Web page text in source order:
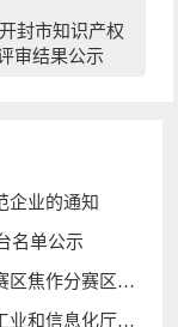
封市知识产权
审结果公示
企业的通知
名单公示
关于举办第十一届中国创新创业大赛河南赛区焦作分赛区大赛的通知
信阳市工业和信息化局关于转发《河南省工业和信息化厅办公室关于做好2013年“豫货通天下”河南省工业企业与